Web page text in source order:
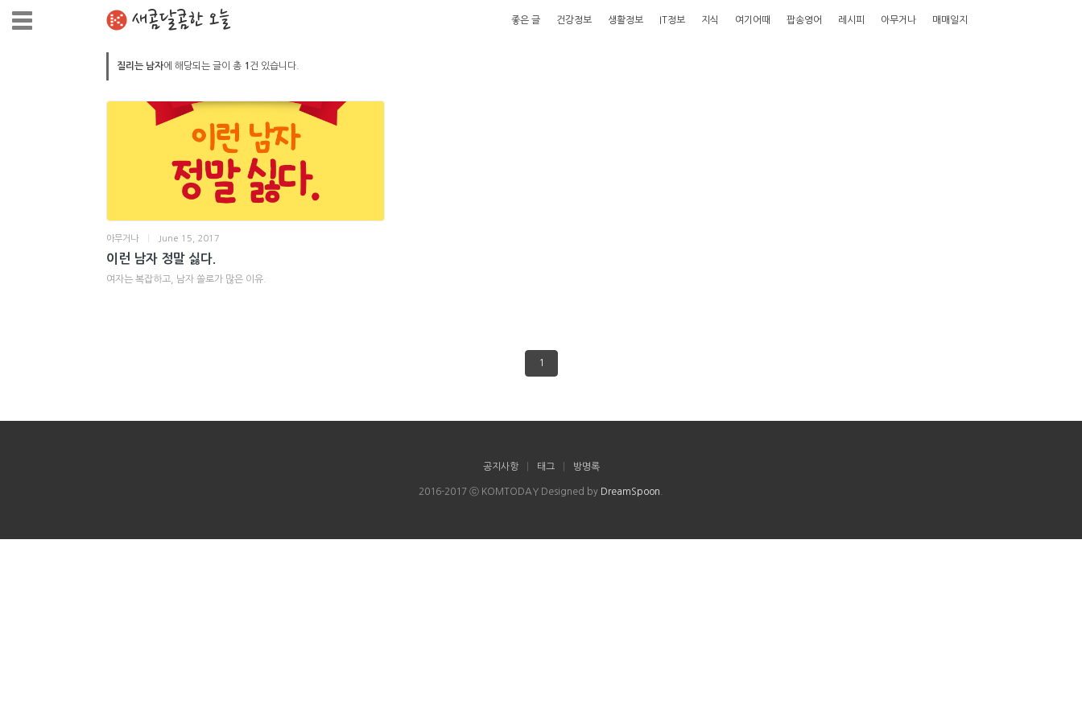
새콤달콤한 오늘 좋은 글 건강정보 생활정보 IT정보 지식 여기어때 팝송영어 레시피 아무거나 매매일지
질리는 남자에 해당되는 글이 총 1 건 있습니다.
아무거나 June 15, 2017
이런 남자 정말 싫다.
여자는 복잡하고, 남자 쏠로가 많은 이유.
1
공지사항 태그 방명록
2016-2017 ⓒ KOMTODAY Designed by DreamSpoon